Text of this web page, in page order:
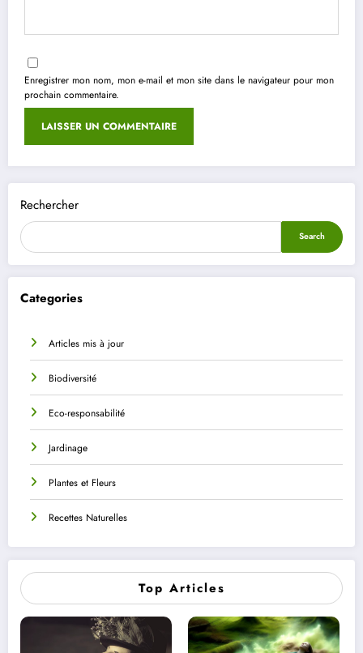
Rechercher
Search
Categories
Articles mis à jour
Biodiversité
Eco-responsabilité
Jardinage
Plantes et Fleurs
Recettes Naturelles
Enregistrer mon nom, mon e-mail et mon site dans le navigateur pour mon
prochain commentaire.
Top Articles